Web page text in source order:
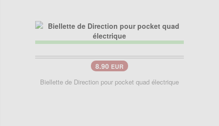
8.90 EUR
Biellette de Direction pour pocket quad électrique